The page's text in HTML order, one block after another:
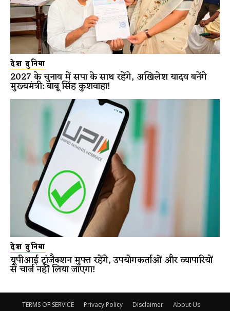
देश दुनिया
2027 के चुनाव में सपा के साथ रहेंगे, अखिलेश यादव बनेंगे
मुख्यमंत्री: बाबू सिंह कुशवाहा!
देश दुनिया
यूपीआई ट्रांजैक्शन मुफ्त रहेंगे, उपयोगकर्ताओं और व्यापारियों
से चार्ज नहीं लिया जाएगा!
TERMS OF SERVICE Privacy Policy Disclaimer
About Us